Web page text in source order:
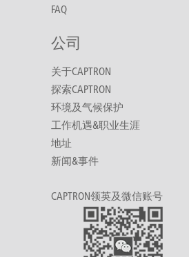
FAQ
公司
关于CAPTRON
探索CAPTRON
环境及气候保护
工作机遇&职业生涯
地址
新闻&事件
CAPTRON领英及微信账号